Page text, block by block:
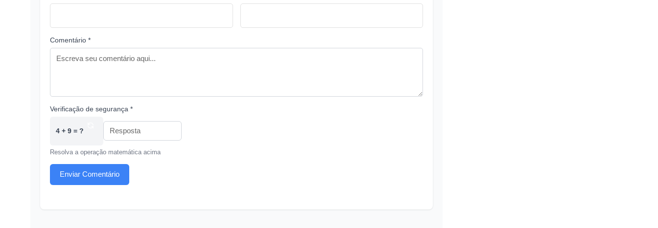
Comentário *
Verificação de segurança *
4 + 9 = ?
Resolva a operação matemática acima
Enviar Comentário